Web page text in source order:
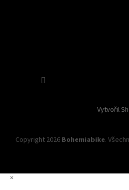
Vytvořil
Copyright 2026 Bohemiabike.
×